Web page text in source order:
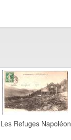
Les Refuges Napoléon